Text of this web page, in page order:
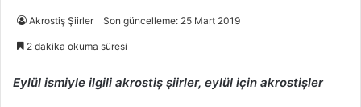
Akrostiş Şiirler Son güncelleme: 25 Mart 2019
2 dakika okuma süresi
Eylül ismiyle ilgili akrostiş şiirler, eylül için akrostişler